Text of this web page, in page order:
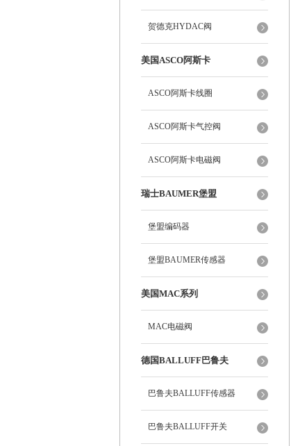
贺德克HYDAC阀
美国ASCO阿斯卡
ASCO阿斯卡线圈
ASCO阿斯卡气控阀
ASCO阿斯卡电磁阀
瑞士BAUMER堡盟
堡盟编码器
堡盟BAUMER传感器
美国MAC系列
MAC电磁阀
德国BALLUFF巴鲁夫
巴鲁夫BALLUFF传感器
巴鲁夫BALLUFF开关